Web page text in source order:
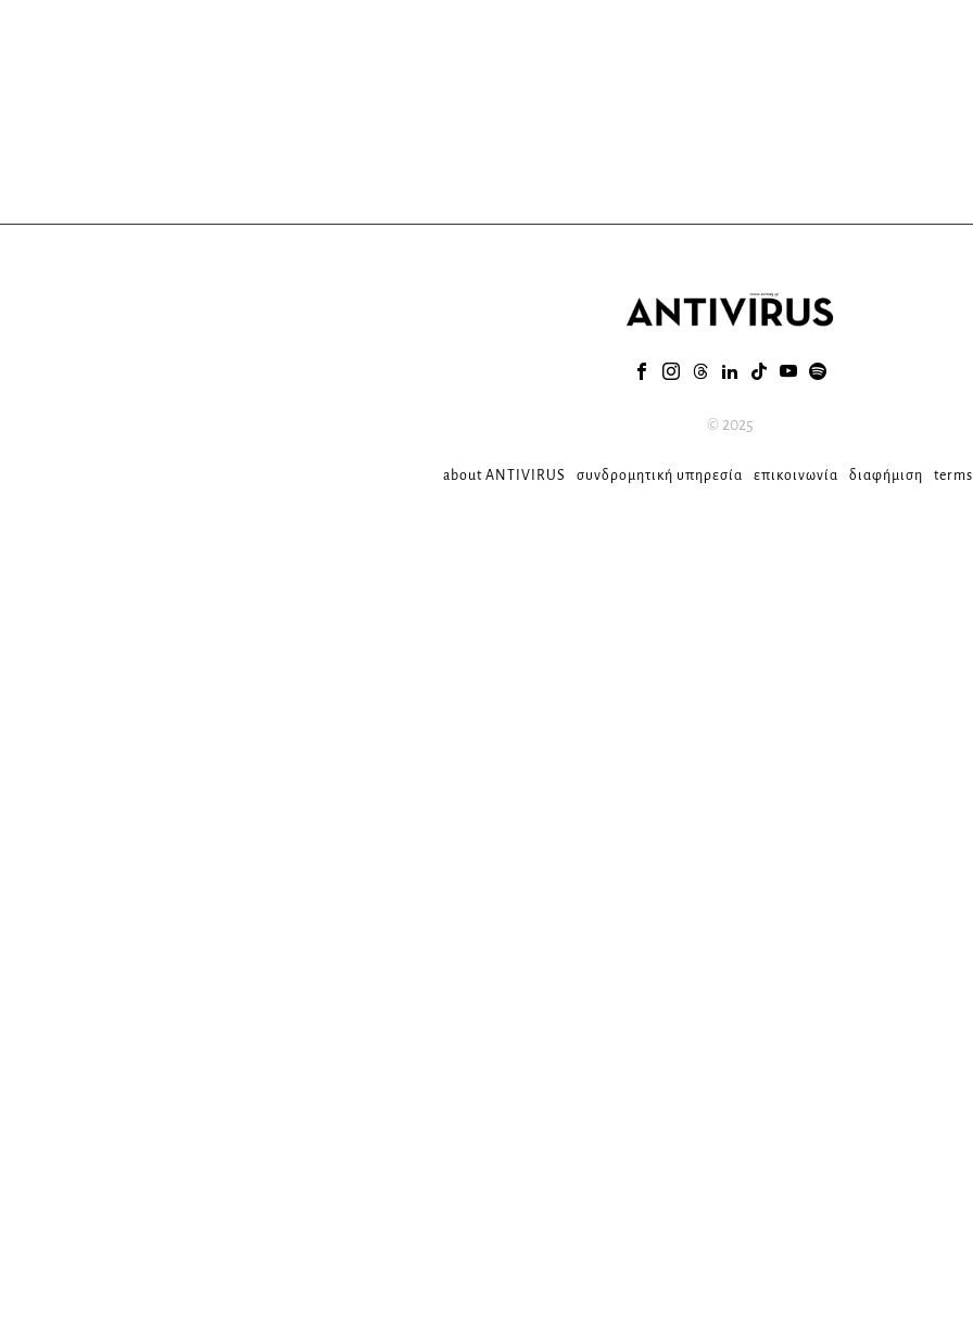
© 2025
about ANTIVIRUS συνδρομητική υπηρεσία επικοινωνία διαφήμιση